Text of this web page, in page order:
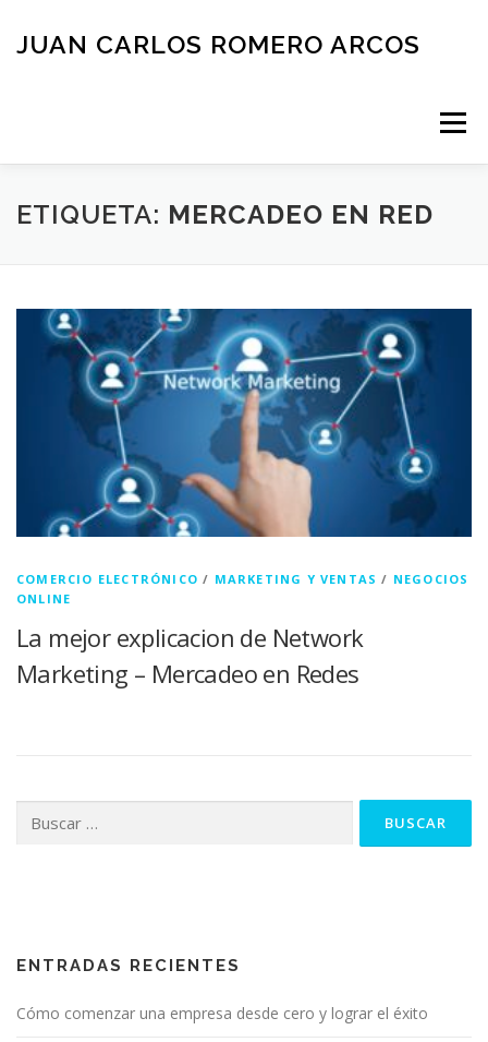
contenido
JUAN CARLOS ROMERO ARCOS
Menú
INICIO QUIEN SOY BLOG NEGOCIOS
ETIQUETA: MERCADEO EN RED
COMERCIO ELECTRÓNICO / MARKETING Y VENTAS / NEGOCIOS
ONLINE
La mejor explicacion de Network
Marketing – Mercadeo en Redes
ENTRADAS RECIENTES
Cómo comenzar una empresa desde cero y lograr el éxito